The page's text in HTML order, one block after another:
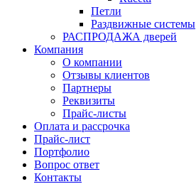
Петли
Раздвижные системы
РАСПРОДАЖА дверей
Компания
О компании
Отзывы клиентов
Партнеры
Реквизиты
Прайс-листы
Оплата и рассрочка
Прайс-лист
Портфолио
Вопрос ответ
Контакты